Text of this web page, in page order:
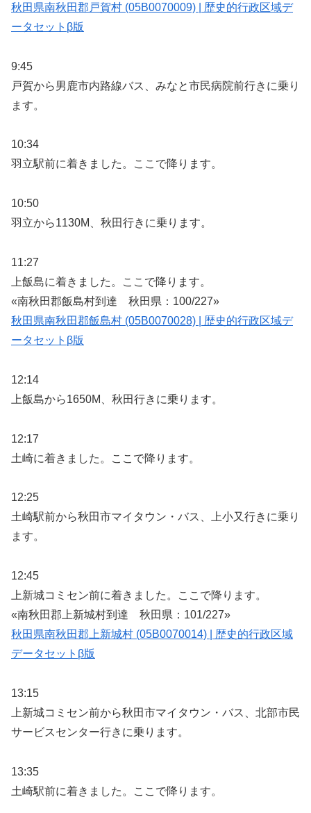
秋田県南秋田郡戸賀村 (05B0070009) | 歴史的行政区域デ
ータセットβ版
9:45
戸賀から男鹿市内路線バス、みなと市民病院前行きに乗り
ます。
10:34
羽立駅前に着きました。ここで降ります。
10:50
羽立から1130M、秋田行きに乗ります。
11:27
上飯島に着きました。ここで降ります。
«南秋田郡飯島村到達 秋田県：100/227»
秋田県南秋田郡飯島村 (05B0070028) | 歴史的行政区域デ
ータセットβ版
12:14
上飯島から1650M、秋田行きに乗ります。
12:17
土崎に着きました。ここで降ります。
12:25
土崎駅前から秋田市マイタウン・バス、上小又行きに乗り
ます。
12:45
上新城コミセン前に着きました。ここで降ります。
«南秋田郡上新城村到達 秋田県：101/227»
秋田県南秋田郡上新城村 (05B0070014) | 歴史的行政区域
データセットβ版
13:15
上新城コミセン前から秋田市マイタウン・バス、北部市民
サービスセンター行きに乗ります。
13:35
土崎駅前に着きました。ここで降ります。